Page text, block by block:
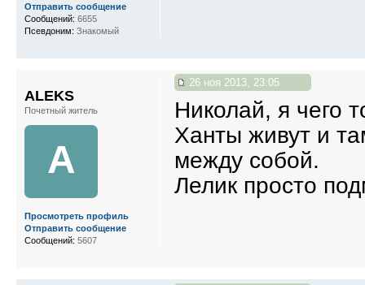
Отправить сообщение
Сообщений: 6655
Псевдоним: Знакомый
26 ноя 2013, 23:05
Николай, я чего
Ханты живут и
между собой.
Лелик просто
ALEKS
Почетный житель
A
Просмотреть профиль
Отправить сообщение
Сообщений: 5607